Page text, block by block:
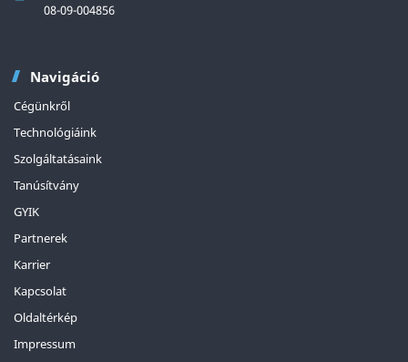
08-09-004856
Navigáció
Cégünkről
Technológiáink
Szolgáltatásaink
Tanúsítvány
GYIK
Partnerek
Karrier
Kapcsolat
Oldaltérkép
Impressum